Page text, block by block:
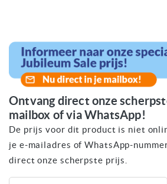
het
begin
afbeeldingen-
gallerij
Ontvang direct onze
mailbox of via WhatsApp!
De prijs voor dit product is niet
je e-mailadres of WhatsApp-
direct onze scherpste prijs.